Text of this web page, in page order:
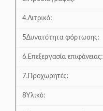
4.Λιτρικό:
5Δυνατότητα φόρτωσης:
6.Επεξεργασία επιφάνειας:
7.Προχωρητές:
8Υλικό: